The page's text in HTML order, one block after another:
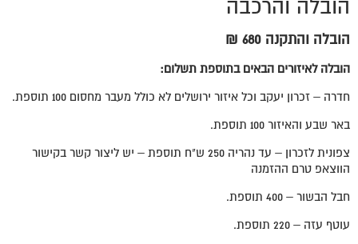
הובלה והרכבה
הובלה והתקנה 680 ₪
הובלה לאיזורים הבאים בתוספת תשלום:
חדרה – זכרון יעקב וכל איזור ירושלים לא כולל מעבר מחסום 100 תוספת.
באר שבע והאיזור 100 תוספת.
צפונית לזכרון – עד נהריה 250 ש"ח תוספת – יש ליצור קשר בקישור
הווצאפ טרם ההזמנה
חבל הבשור – 400 תוספת.
עוטף עזה – 220 תוספת.